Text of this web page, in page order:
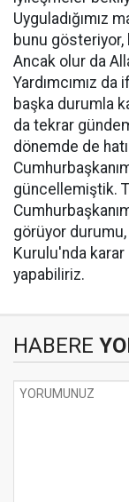
Uyguladığımız
bunu gösteriyor,
Ancak olur da
Yardımcımız
başka durumla
da tekrar
dönemde de
güncellemiştik.
görüyor
Kurulu'nda
yapabiliriz.
HABERE